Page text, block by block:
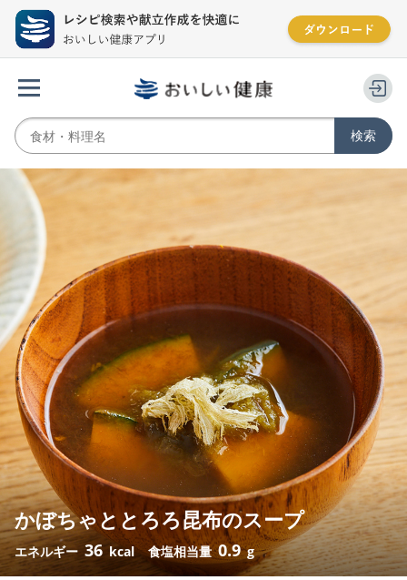
かぼちゃととろろ昆布のスープ
エネルギー 36 kcal 食塩相当量0.9 g